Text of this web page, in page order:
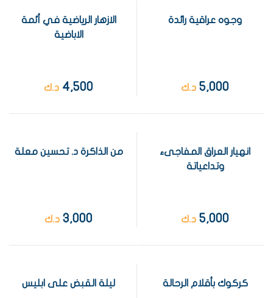
وجوه عراقية رائدة
5,000 د.ك
الازهار الرياضية في أئمة
الاباضية
4,500 د.ك
انهيار العراق المفاجىء
وتداعياتة
5,000 د.ك
من الذاكرة د. تحسين معلة
3,000 د.ك
كركوك بأقلام الرحالة ليلة القبض على ابليس